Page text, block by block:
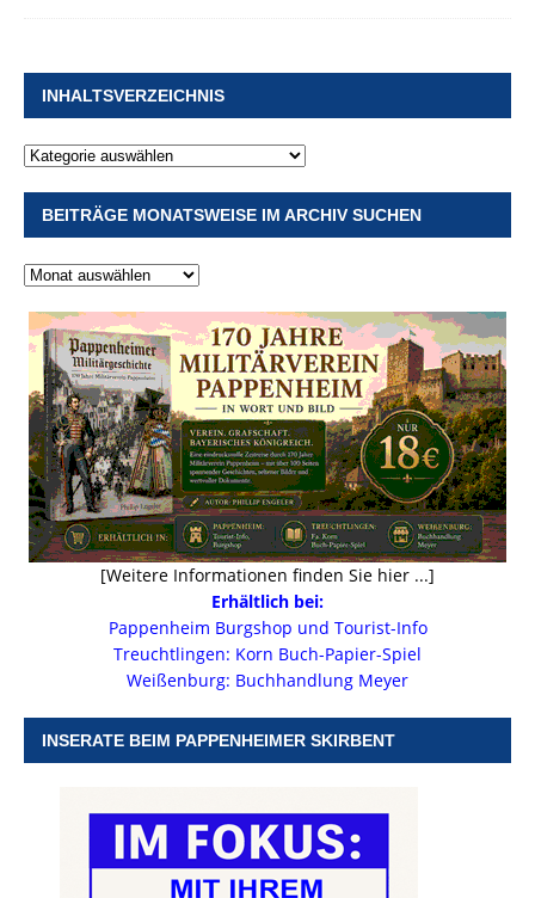
INHALTSVERZEICHNIS
BEITRÄGE MONATSWEISE IM ARCHIV SUCHEN
[Weitere Informationen finden Sie hier ...]
Erhältlich bei:
Pappenheim Burgshop und Tourist-Info
Treuchtlingen: Korn Buch-Papier-Spiel
Weißenburg: Buchhandlung Meyer
INSERATE BEIM PAPPENHEIMER SKIRBENT